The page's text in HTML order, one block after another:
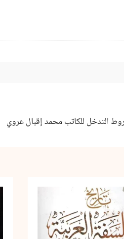
التدخل للكاتب محمد إقبال عروي